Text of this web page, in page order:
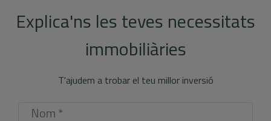
Explica'ns les teves necessitats
immobiliàries
T'ajudem a trobar el teu millor inversió